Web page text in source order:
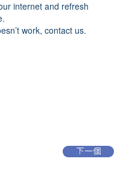
internet and refresh
work, contact us.
下一個